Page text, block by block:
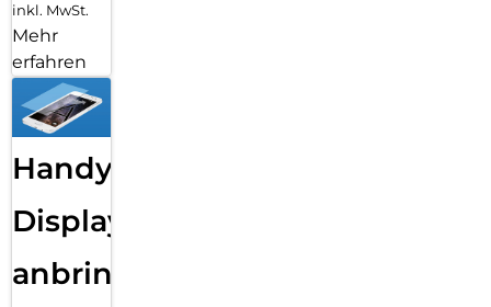
inkl. MwSt.
Mehr
erfahren
Handy
Displayfolie
anbringen